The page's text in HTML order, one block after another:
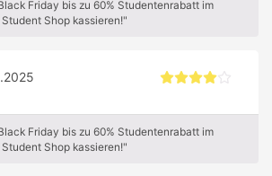
Friday bis zu 60% Studentenrabatt im
Shop kassieren!"
Friday bis zu 60% Studentenrabatt im
Shop kassieren!"